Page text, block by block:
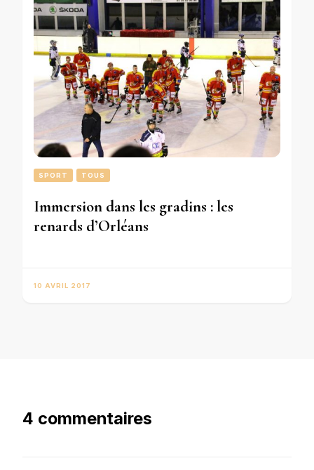
SPORT TOUS
Immersion dans les gradins : les
renards d’Orléans
10 AVRIL 2017
4 commentaires